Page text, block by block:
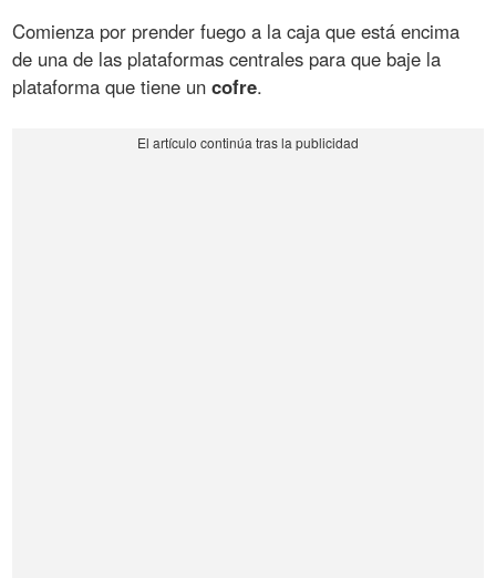
Comienza por prender fuego a la caja que está encima
de una de las plataformas centrales para que baje la
plataforma que tiene uncofre.